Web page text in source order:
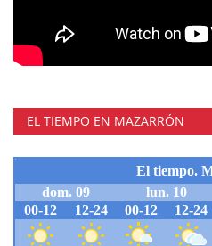
EL TIEMPO EN MAZARRÓN